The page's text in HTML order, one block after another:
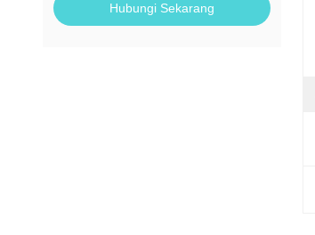
Hubungi Sekarang